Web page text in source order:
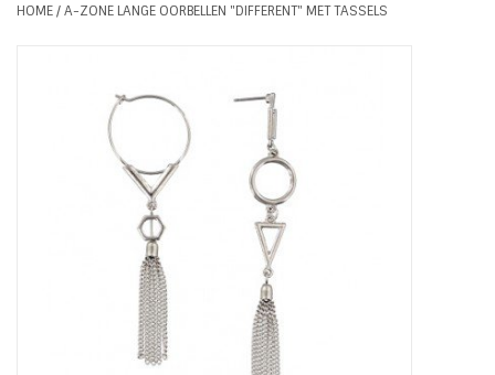
Tassen en meer
Haaraccesoires
HOME/A-ZONE LANGE OORBELLEN "DIFFERENT" MET TASSELS